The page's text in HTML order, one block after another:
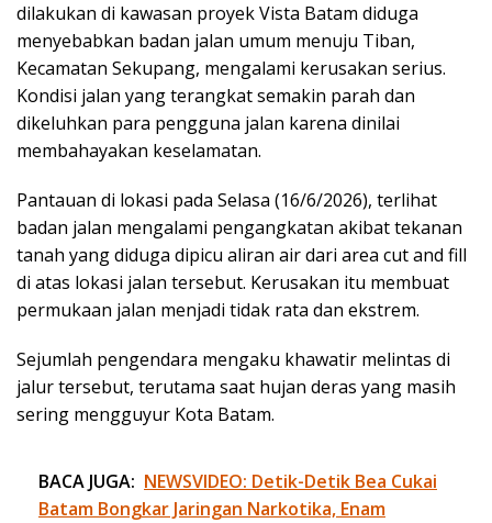
dilakukan di kawasan proyek Vista Batam diduga
menyebabkan badan jalan umum menuju Tiban,
Kecamatan Sekupang, mengalami kerusakan serius.
Kondisi jalan yang terangkat semakin parah dan
dikeluhkan para pengguna jalan karena dinilai
membahayakan keselamatan.
Pantauan di lokasi pada Selasa (16/6/2026), terlihat
badan jalan mengalami pengangkatan akibat tekanan
tanah yang diduga dipicu aliran air dari area cut and fill
di atas lokasi jalan tersebut. Kerusakan itu membuat
permukaan jalan menjadi tidak rata dan ekstrem.
Sejumlah pengendara mengaku khawatir melintas di
jalur tersebut, terutama saat hujan deras yang masih
sering mengguyur Kota Batam.
BACA JUGA: NEWSVIDEO: Detik-Detik Bea Cukai
Batam Bongkar Jaringan Narkotika, Enam